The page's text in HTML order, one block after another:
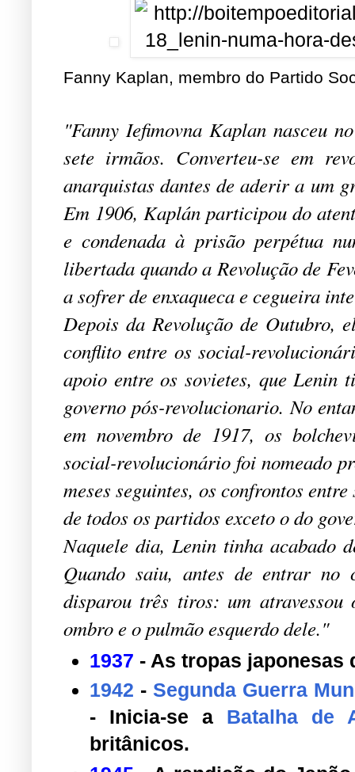
Fanny Kaplan, membro do Partido
"Fanny Iefimovna Kaplan nasceu
sete irmãos. Converteu-se em
anarquistas dantes de aderir a um
Em 1906, Kaplán participou do
e condenada à prisão perpétua
libertada quando a Revolução de
a sofrer de enxaqueca e cegueira
Depois da Revolução de Outubro,
conflito entre os social-
apoio entre os sovietes, que Lenin
governo pós-revolucionario. No
em novembro de 1917, os
social-revolucionário foi nomeado
meses seguintes, os confrontos
de todos os partidos exceto o do
Naquele dia, Lenin tinha acabado
Quando saiu, antes de entrar
disparou três tiros: um
ombro e o pulmão esquerdo dele."
1937 - As tropas japonesas
1942 - Segunda Guerra
- Inicia-se a Batalha de
britânicos.